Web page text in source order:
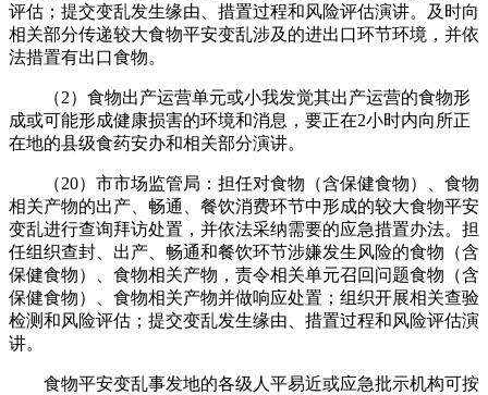
评估；提交变乱发生缘由、措置过程和风险评估演讲。及时向
相关部分传递较大食物平安变乱涉及的进出口环节环境，并依
法措置有出口食物。
（2）食物出产运营单元或小我发觉其出产运营的食物形
成或可能形成健康损害的环境和消息，要正在2小时内向所正
在地的县级食药安办和相关部分演讲。
（20）市市场监管局：担任对食物（含保健食物）、食物
相关产物的出产、畅通、餐饮消费环节中形成的较大食物平安
变乱进行查询拜访处置，并依法采纳需要的应急措置办法。担
任组织查封、出产、畅通和餐饮环节涉嫌发生风险的食物（含
保健食物）、食物相关产物，责令相关单元召回问题食物（含
保健食物）、食物相关产物并做响应处置；组织开展相关查验
检测和风险评估；提交变乱发生缘由、措置过程和风险评估演
讲。
食物平安变乱事发地的各级人平易近或应急批示机构可按